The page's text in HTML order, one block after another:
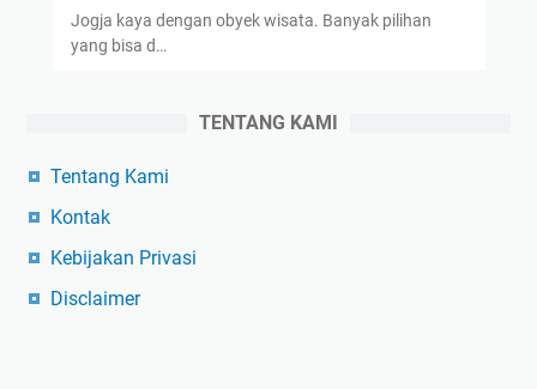
Jogja kaya dengan obyek wisata. Banyak pilihan
yang bisa d…
TENTANG KAMI
Tentang Kami
Kontak
Kebijakan Privasi
Disclaimer